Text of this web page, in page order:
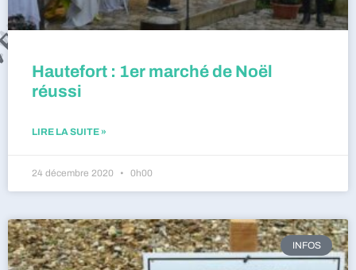
Hautefort : 1er marché de Noël
réussi
LIRE LA SUITE »
24 décembre 2020 0h00
INFOS